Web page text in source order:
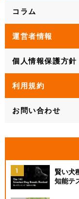
コラム
運営者情報
個人情報保護方針
利用規約
お問い合わせ
賢い犬
知能テ